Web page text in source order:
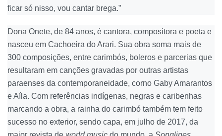
ficar só nisso, vou cantar brega.”
Dona Onete, de 84 anos, é cantora, compositora e poeta e
nasceu em Cachoeira do Arari. Sua obra soma mais de
300 composições, entre carimbós, boleros e parcerias que
resultaram em canções gravadas por outras artistas
paraenses da contemporaneidade, corno Gaby Amarantos
e Aíla. Com referências indígenas, negras e caribenhas
marcando a obra, a rainha do carimbó também tem feito
sucesso no exterior, sendo capa, em julho de 2017, da